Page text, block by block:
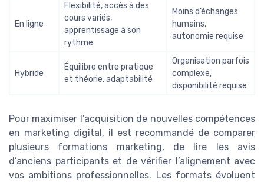
En ligne
Flexibilité, accès à des
cours variés,
apprentissage à son
rythme
Moins d’échanges
humains,
autonomie requise
Hybride
Équilibre entre pratique
et théorie, adaptabilité
Organisation parfois
complexe,
disponibilité requise
Pour maximiser l’acquisition de nouvelles compétences
en marketing digital, il est recommandé de comparer
plusieurs formations marketing, de lire les avis
d’anciens participants et de vérifier l’alignement avec
vos ambitions professionnelles. Les formats évoluent